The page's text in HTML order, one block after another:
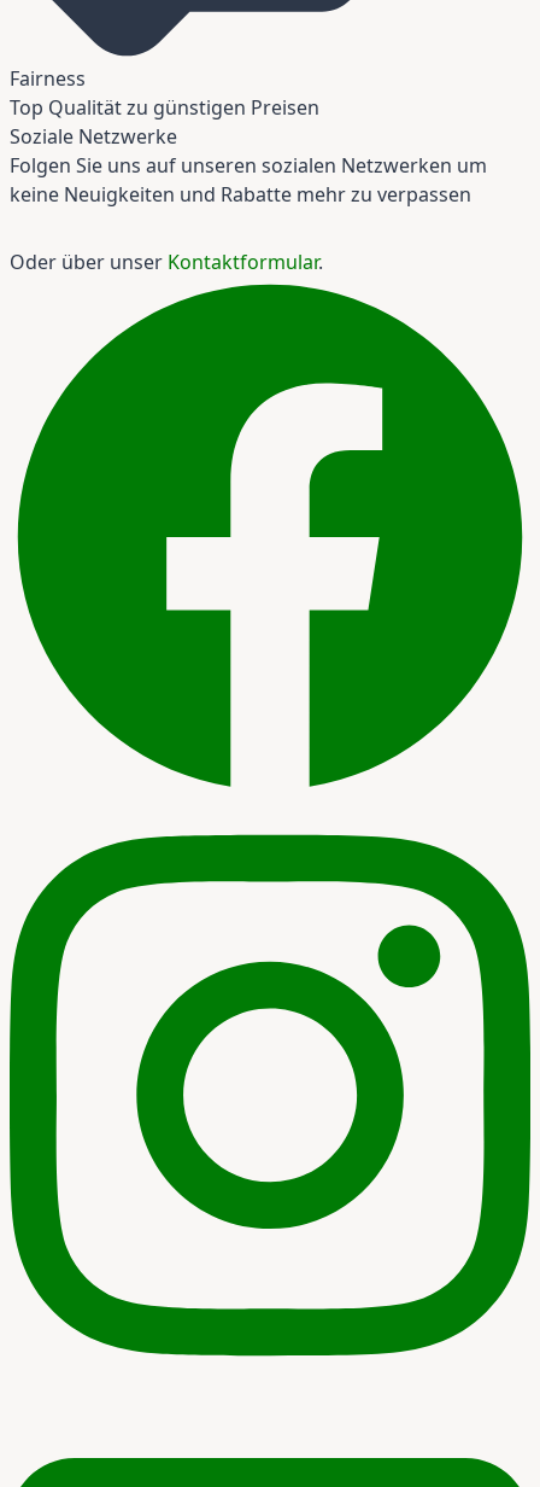
Fairness
Top Qualität zu günstigen Preisen
Soziale Netzwerke
Folgen Sie uns auf unseren sozialen Netzwerken um
keine Neuigkeiten und Rabatte mehr zu verpassen
Oder über unser Kontaktformular.